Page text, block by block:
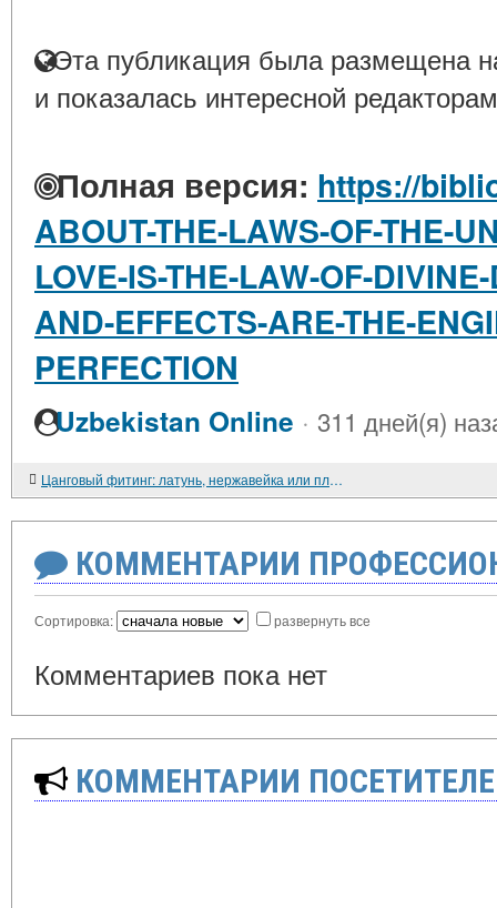
Эта публикация была размещена
и показалась интересной
Полная версия: https://
ABOUT-THE-LAWS-OF-THE-
LOVE-IS-THE-LAW-OF-
AND-EFFECTS-ARE-THE-
PERFECTION
Uzbekistan Online · 311 дней(я)
Цанговый фитинг: латунь, нержавейка или пластик что выбрать и не прогадать?
КОММЕНТАРИИ
Сортировка: развернуть все
Комментариев пока нет
КОММЕНТАРИИ